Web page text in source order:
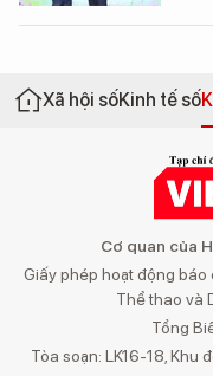
Xã hội sốKinh tế số
Cơ quan của
Giấy phép hoạt động báo
Thể thao và
Tổng
Tòa soạn: LK16-18, Khu